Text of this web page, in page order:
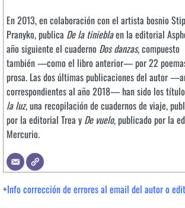
En 2013, en colaboración con el artista bosnio
Pranyko, publica De la tinieblaen la editorial
año siguiente el cuaderno Dos danzas, compuesto
también —como el libro anterior— por 22
prosa. Las dos últimas publicaciones del autor
correspondientes al año 2018— han sido los
la luz, una recopilación de cuadernos de viaje,
por la editorial Trea y De vuelo, publicado por la
Mercurio.
+Info corrección de errores al email del autor o